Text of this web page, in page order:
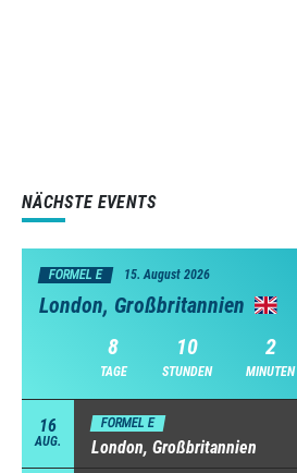
NÄCHSTE EVENTS
FORMEL E 15. August 2026
London, Großbritannien
8
TAGE
10
STUNDEN
2
MINUTEN
16
AUG.
FORMEL E
London, Großbritannien